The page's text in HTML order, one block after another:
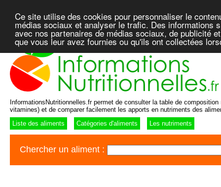
Ce site utilise des cookies pour personnaliser le
médias sociaux et analyser le trafic. Des informations
avec nos partenaires de médias sociaux, de publicité
que vous leur avez fournies ou qu'ils ont collectées
InformationsNutritionnelles.fr permet de consulter la table de
vitamines) et de comparer facilement les apports en nutriments des
Liste des aliments
Catégories d'aliments Les nutriments
Chercher un aliment :